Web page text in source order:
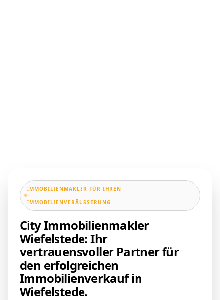
IMMOBILIENMAKLER FÜR IHREN
IMMOBILIENVERÄUSSERUNG
City Immobilienmakler
Wiefelstede: Ihr
vertrauensvoller Partner für
den erfolgreichen
Immobilienverkauf in
Wiefelstede.